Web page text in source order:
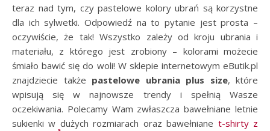
teraz nad tym, czy pastelowe kolory ubrań są korzystne
dla ich sylwetki. Odpowiedź na to pytanie jest prosta –
oczywiście, że tak! Wszystko zależy od kroju ubrania i
materiału, z którego jest zrobiony – kolorami możecie
śmiało bawić się do woli! W sklepie internetowym eButik.pl
znajdziecie także pastelowe ubrania plus size, które
wpisują się w najnowsze trendy i spełnią Wasze
oczekiwania. Polecamy Wam zwłaszcza bawełniane letnie
sukienki w dużych rozmiarach oraz bawełniane t-shirty z